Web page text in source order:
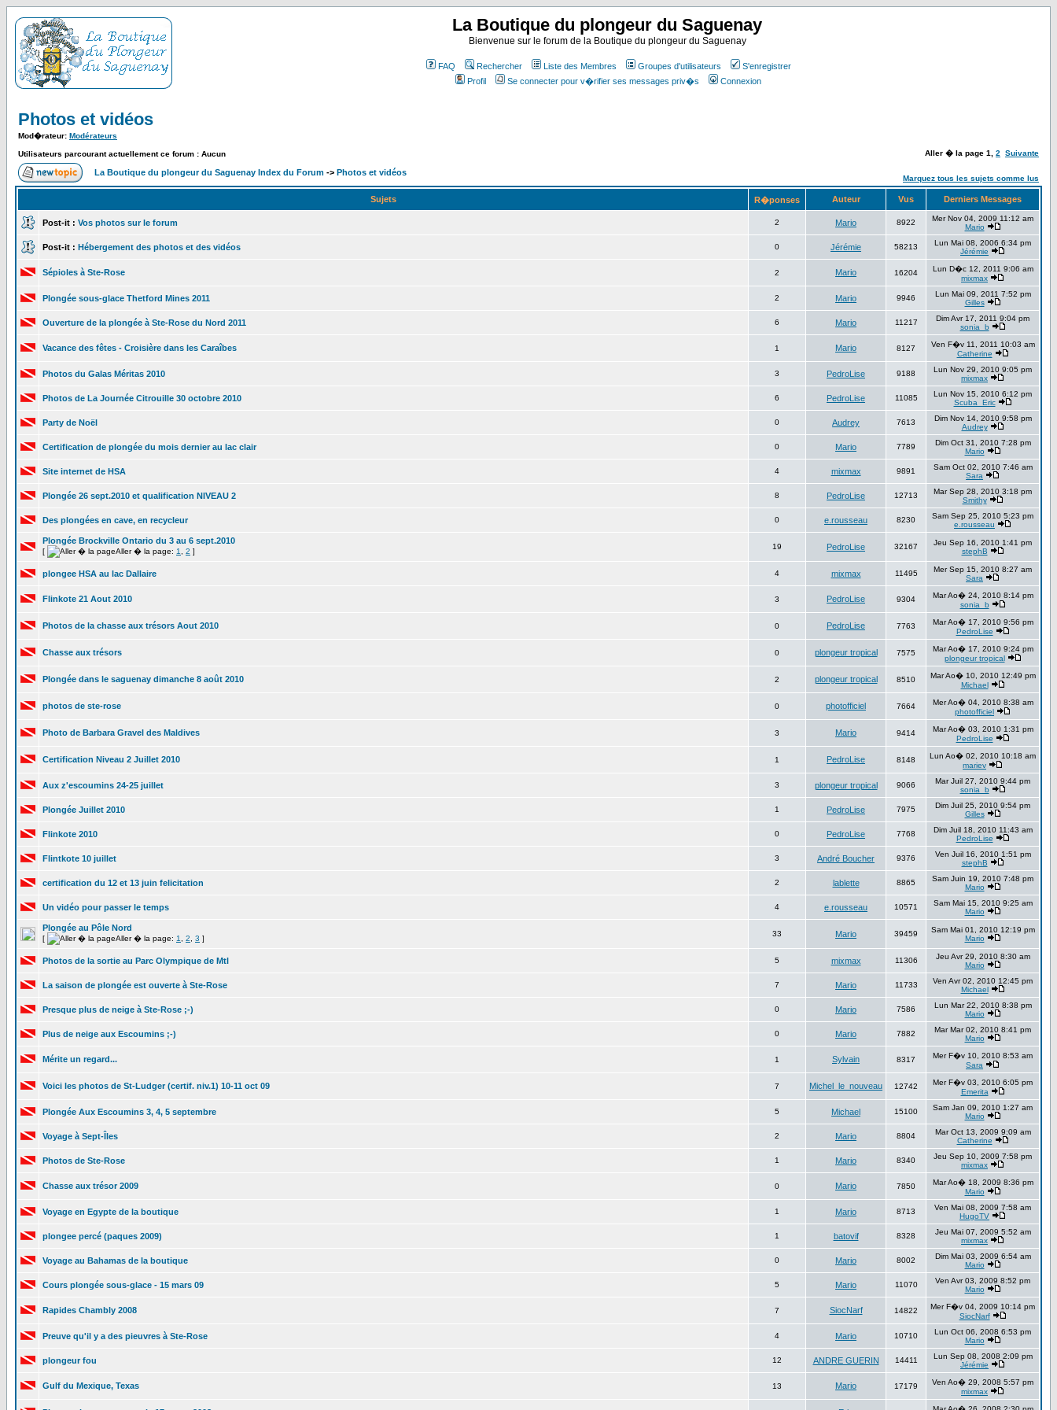
La Boutique du plongeur du Saguenay
Bienvenue sur le forum de la Boutique du plongeur du Saguenay
FAQ Rechercher Liste des Membres Groupes d'utilisateurs
S'enregistrer
Profil
Se connecter pour v�rifier ses messages priv�s Connexion
Photos et vidéos
Mod�rateur: Modérateurs
Utilisateurs parcourant actuellement ce forum : Aucun Aller � la page 1 2 Suivante
La Boutique du plongeur du Saguenay Index du Forum -> Photos et vidéos
Marquez tous les sujets comme lus
Sujets R�ponses Auteur Vus Derniers Messages
Post-it : Vos photos sur le forum 2 Mario 8922
Mer Nov 04, 2009 11:12 am
Mario
Post-it : Hébergement des photos et des vidéos 0 Jérémie 58213
Lun Mai 08, 2006 6:34 pm
Jérémie
Sépioles à Ste-Rose 2 Mario 16204
Lun D�c 12, 2011 9:06 am
mixmax
Plongée sous-glace Thetford Mines 2011 2 Mario 9946
Lun Mai 09, 2011 7:52 pm
Gilles
Ouverture de la plongée à Ste-Rose du Nord 2011 6 Mario 11217
Dim Avr 17, 2011 9:04 pm
sonia_b
Vacance des fêtes - Croisière dans les Caraîbes 1 Mario 8127
Ven F�v 11, 2011 10:03 am
Catherine
Photos du Galas Méritas 2010 3 PedroLise 9188
Lun Nov 29, 2010 9:05 pm
mixmax
Photos de La Journée Citrouille 30 octobre 2010 6 PedroLise 11085
Lun Nov 15, 2010 6:12 pm
Scuba_Eric
Party de Noël 0 Audrey 7613
Dim Nov 14, 2010 9:58 pm
Audrey
Certification de plongée du mois dernier au lac clair 0 Mario 7789
Dim Oct 31, 2010 7:28 pm
Mario
Site internet de HSA 4 mixmax 9891
Sam Oct 02, 2010 7:46 am
Sara
Plongée 26 sept.2010 et qualification NIVEAU 2 8 PedroLise 12713
Mar Sep 28, 2010 3:18 pm
Smithy
Des plongées en cave, en recycleur 0 e.rousseau 8230
Sam Sep 25, 2010 5:23 pm
e.rousseau
Plongée Brockville Ontario du 3 au 6 sept.2010
[ Aller � la page: 1 2 ]
19 PedroLise 32167
Jeu Sep 16, 2010 1:41 pm
stephB
plongee HSA au lac Dallaire 4 mixmax 11495
Mer Sep 15, 2010 8:27 am
Sara
Flinkote 21 Aout 2010 3 PedroLise 9304
Mar Ao� 24, 2010 8:14 pm
sonia_b
Photos de la chasse aux trésors Aout 2010 0 PedroLise 7763
Mar Ao� 17, 2010 9:56 pm
PedroLise
Chasse aux trésors 0 plongeur tropical 7575
Mar Ao� 17, 2010 9:24 pm
plongeur tropical
Plongée dans le saguenay dimanche 8 août 2010 2 plongeur tropical 8510
Mar Ao� 10, 2010 12:49 pm
Michael
photos de ste-rose 0 photofficiel 7664
Mer Ao� 04, 2010 8:38 am
photofficiel
Photo de Barbara Gravel des Maldives 3 Mario 9414
Mar Ao� 03, 2010 1:31 pm
PedroLise
Certification Niveau 2 Juillet 2010 1 PedroLise 8148
Lun Ao� 02, 2010 10:18 am
mariev
Aux z'escoumins 24-25 juillet 3 plongeur tropical 9066
Mar Juil 27, 2010 9:44 pm
sonia_b
Plongée Juillet 2010 1 PedroLise 7975
Dim Juil 25, 2010 9:54 pm
Gilles
Flinkote 2010 0 PedroLise 7768
Dim Juil 18, 2010 11:43 am
PedroLise
Flintkote 10 juillet 3 André Boucher 9376
Ven Juil 16, 2010 1:51 pm
stephB
certification du 12 et 13 juin felicitation 2 lablette 8865
Sam Juin 19, 2010 7:48 pm
Mario
Un vidéo pour passer le temps 4 e.rousseau 10571
Sam Mai 15, 2010 9:25 am
Mario
Plongée au Pôle Nord
[ Aller � la page: 1 2 3 ]
33 Mario 39459
Sam Mai 01, 2010 12:19 pm
Mario
Photos de la sortie au Parc Olympique de Mtl 5 mixmax 11306
Jeu Avr 29, 2010 8:30 am
Mario
La saison de plongée est ouverte à Ste-Rose 7 Mario 11733
Ven Avr 02, 2010 12:45 pm
Michael
Presque plus de neige à Ste-Rose ;-) 0 Mario 7586
Lun Mar 22, 2010 8:38 pm
Mario
Plus de neige aux Escoumins ;-) 0 Mario 7882
Mar Mar 02, 2010 8:41 pm
Mario
Mérite un regard... 1 Sylvain 8317
Mer F�v 10, 2010 8:53 am
Sara
Voici les photos de St-Ludger (certif. niv.1) 10-11 oct 09 7 Michel_le_nouveau 12742
Mer F�v 03, 2010 6:05 pm
Emerita
Plongée Aux Escoumins 3, 4, 5 septembre 5 Michael 15100
Sam Jan 09, 2010 1:27 am
Mario
Voyage à Sept-Îles 2 Mario 8804
Mar Oct 13, 2009 9:09 am
Catherine
Photos de Ste-Rose 1 Mario 8340
Jeu Sep 10, 2009 7:58 pm
mixmax
Chasse aux trésor 2009 0 Mario 7850
Mar Ao� 18, 2009 8:36 pm
Mario
Voyage en Egypte de la boutique 1 Mario 8713
Ven Mai 08, 2009 7:58 am
HugoTV
plongee percé (paques 2009) 1 batovif 8328
Jeu Mai 07, 2009 5:52 am
mixmax
Voyage au Bahamas de la boutique 0 Mario 8002
Dim Mai 03, 2009 6:54 am
Mario
Cours plongée sous-glace - 15 mars 09 5 Mario 11070
Ven Avr 03, 2009 8:52 pm
Mario
Rapides Chambly 2008 7 SiocNarf 14822
Mer F�v 04, 2009 10:14 pm
SiocNarf
Preuve qu'il y a des pieuvres à Ste-Rose 4 Mario 10710
Lun Oct 06, 2008 6:53 pm
Mario
plongeur fou 12 ANDRE GUERIN 14411
Lun Sep 08, 2008 2:09 pm
Jérémie
Gulf du Mexique, Texas 13 Mario 17179
Ven Ao� 29, 2008 5:57 pm
mixmax